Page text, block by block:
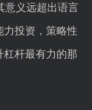
意义远超出语言
力投资，策略性
杠杆最有力的那